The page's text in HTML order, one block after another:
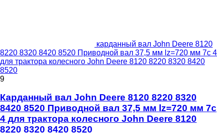
карданный вал John Deere 8120
8220 8320 8420 8520 Приводной вал 37,5 мм lz=720 мм 7c 4
для трактора колесного John Deere 8120 8220 8320 8420
8520
9
Карданный вал John Deere 8120 8220 8320
8420 8520 Приводной вал 37,5 мм lz=720 мм 7c
4 для трактора колесного John Deere 8120
8220 8320 8420 8520